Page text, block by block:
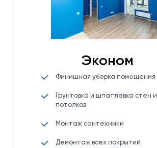
Эконом
Финишная уборка помещения
Грунтовка и шпатлевка стен и
потолков
Монтаж сантехники
Демонтаж всех покрытий